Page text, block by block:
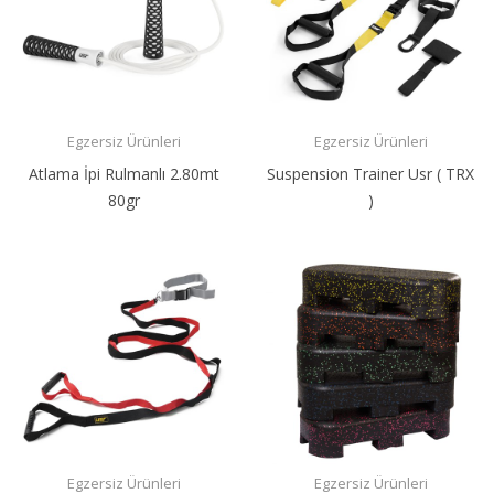
Egzersiz Ürünleri
Atlama İpi Rulmanlı 2.80mt
80gr
Egzersiz Ürünleri
Suspension Trainer Usr ( TRX
)
Egzersiz Ürünleri Egzersiz Ürünleri